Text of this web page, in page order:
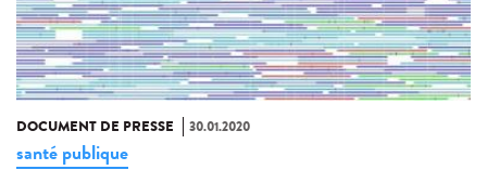
DOCUMENT DE PRESSE 30.01.2020
santé publique